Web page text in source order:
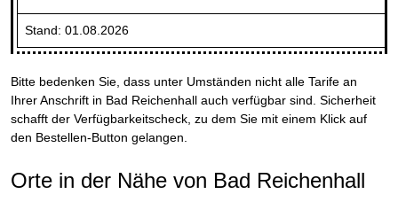
Stand: 01.08.2026
Bitte bedenken Sie, dass unter Umständen nicht alle Tarife an
Ihrer Anschrift in Bad Reichenhall auch verfügbar sind. Sicherheit
schafft der Verfügbarkeitscheck, zu dem Sie mit einem Klick auf
den Bestellen-Button gelangen.
Orte in der Nähe von Bad Reichenhall